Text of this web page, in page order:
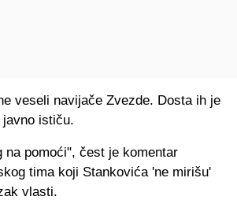
veseli navijače Zvezde. Dosta ih je
ističu.
na pomoći", čest je komentar
tima koji Stankovića 'ne mirišu'
vlasti.